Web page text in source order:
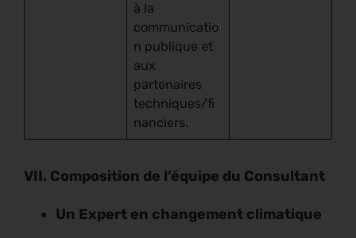
à la
communicatio
n publique et
aux
partenaires
techniques/fi
nanciers.
VII. Composition de l’équipe du Consultant
Un Expert en changement climatique